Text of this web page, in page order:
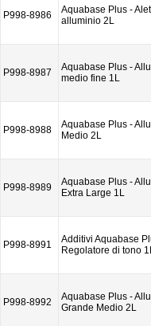
P998-8986
Aquabase Plus -
alluminio 2L
P998-8987
Aquabase Plus -
medio fine 1L
P998-8988
Aquabase Plus -
Medio 2L
P998-8989
Aquabase Plus -
Extra Large 1L
P998-8991
Additivi Aquabase
Regolatore di tono
P998-8992
Aquabase Plus -
Grande Medio 2L